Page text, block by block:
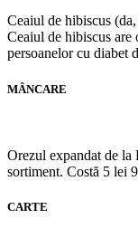
Ceaiul de hibiscus
Ceaiul de hibiscus are
persoanelor cu diabet
MÂNCARE
Orezul expandat de la
sortiment. Costă 5 lei
CARTE